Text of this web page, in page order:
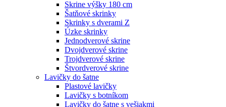
Skrine výšky 180 cm
Šatňové skrinky
Skrinky s dverami Z
Úzke skrinky
Jednodverové skrine
Dvojdverové skrine
Trojdverové skrine
Štvordverové skrine
Lavičky do šatne
Plastové lavičky
Lavičky s botníkom
Lavičky do šatne s vešiakmi